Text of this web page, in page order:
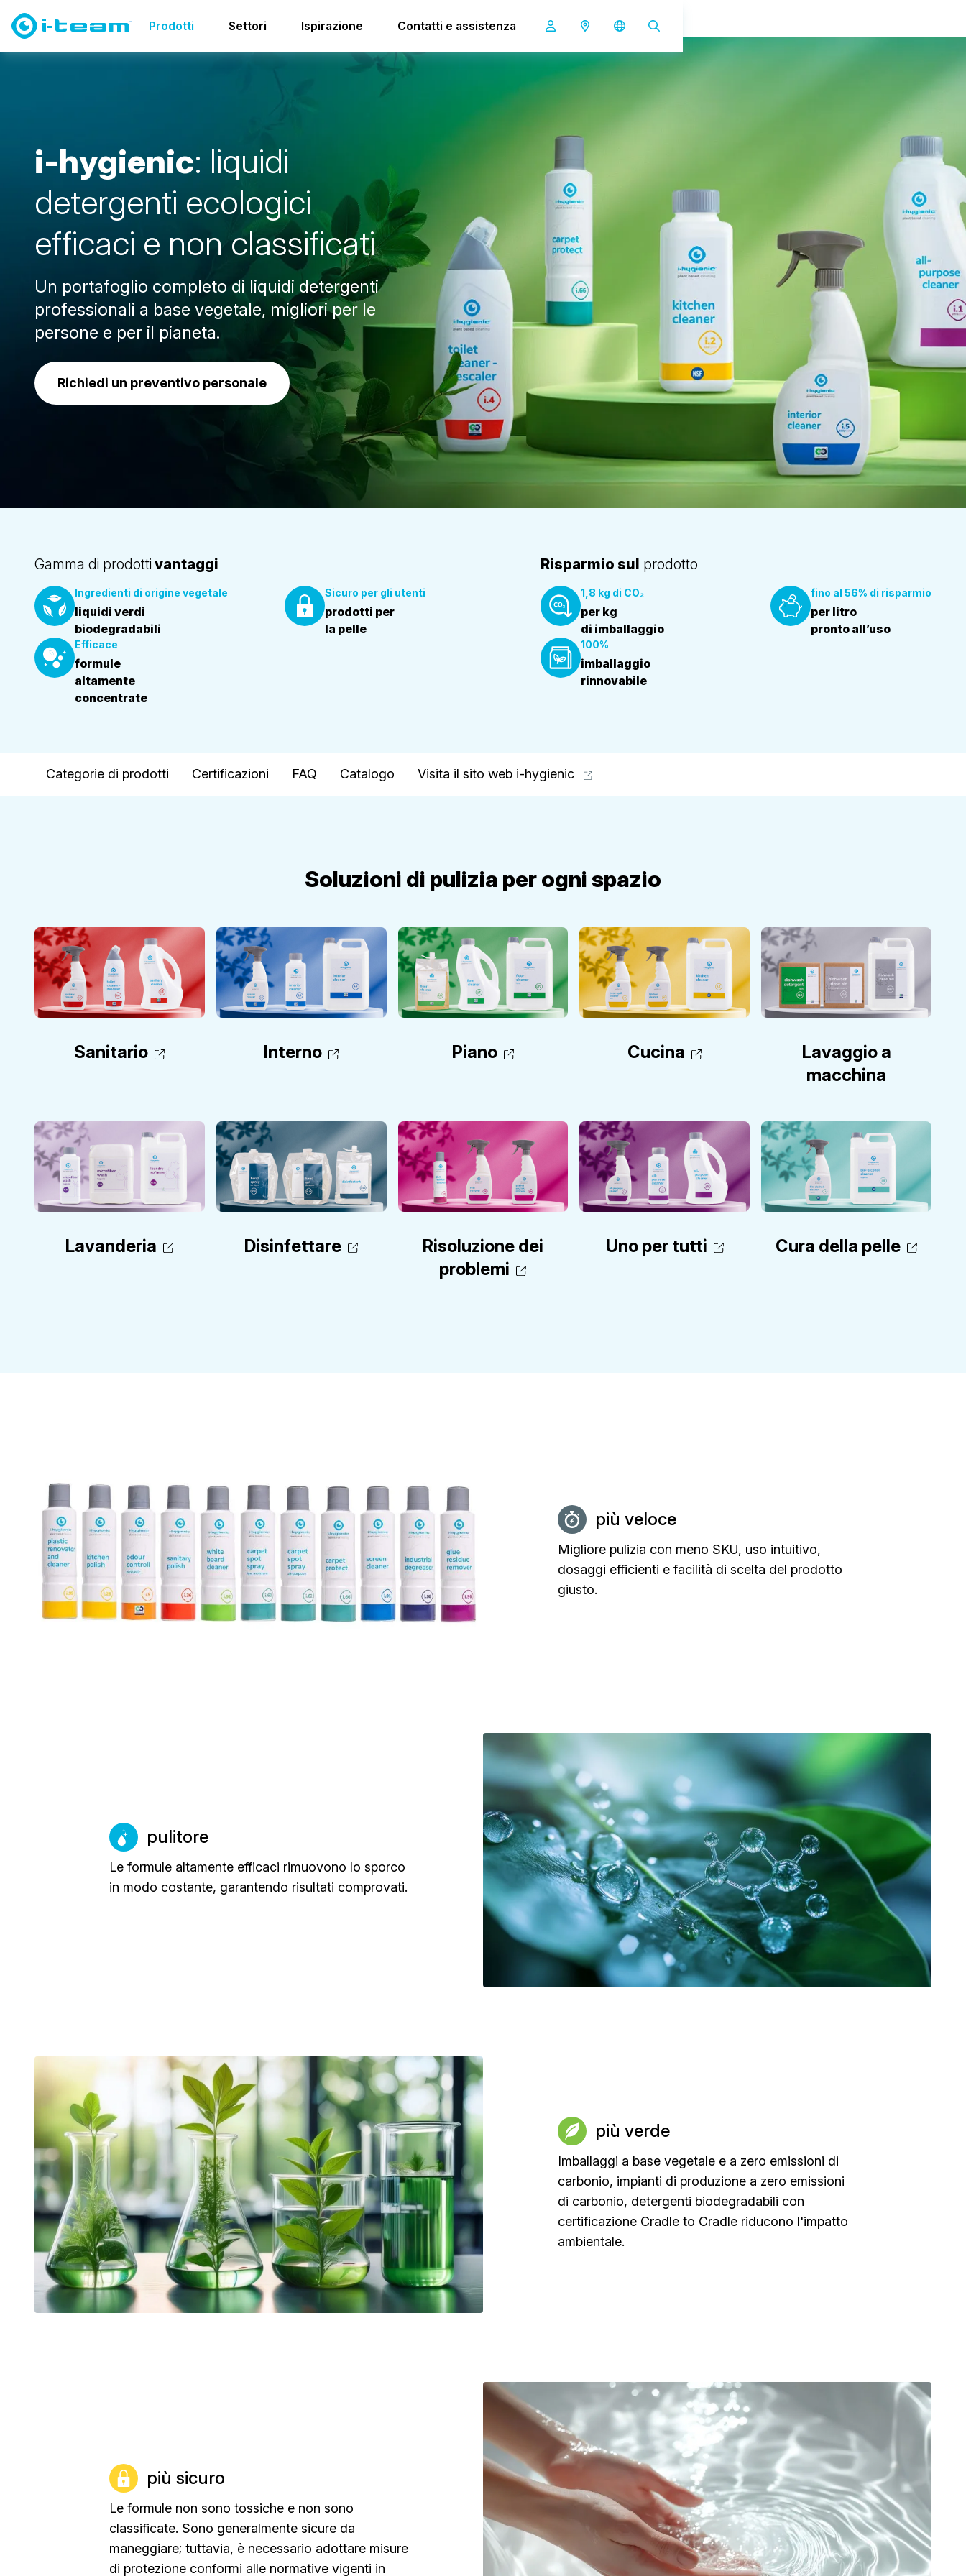
Prodotti Settori Ispirazione Contatti e assistenza
Detergenti i-hygienic
i-hygienic: liquidi
detergenti ecologici
efficaci e non classificati
Un portafoglio completo di liquidi detergenti
professionali a base vegetale, migliori per le
persone e per il pianeta.
Richiedi un preventivo personale
Gamma di prodotti vantaggi
Ingredienti di origine vegetale
liquidi verdi
biodegradabili
Sicuro per gli utenti
prodotti per
la pelle
Efficace
formule
altamente
concentrate
Risparmio sul prodotto
1,8 kg di CO₂
per kg
di imballaggio
fino al 56% di risparmio
per litro
pronto all’uso
100%
imballaggio
rinnovabile
Categorie di prodotti Certificazioni FAQ Catalogo Visita il sito web i-hygienic
Soluzioni di pulizia per ogni spazio
Sanitario Interno Piano Cucina
Lavaggio a
macchina
Lavanderia Disinfettare
Risoluzione dei
problemi
Uno per tutti Cura della pelle
più veloce
Migliore pulizia con meno SKU, uso intuitivo,
dosaggi efficienti e facilità di scelta del prodotto
giusto.
pulitore
Le formule altamente efficaci rimuovono lo sporco
in modo costante, garantendo risultati comprovati.
più verde
Imballaggi a base vegetale e a zero emissioni di
carbonio, impianti di produzione a zero emissioni
di carbonio, detergenti biodegradabili con
certificazione Cradle to Cradle riducono l'impatto
ambientale.
più sicuro
Le formule non sono tossiche e non sono
classificate. Sono generalmente sicure da
maneggiare; tuttavia, è necessario adottare misure
di protezione conformi alle normative vigenti in